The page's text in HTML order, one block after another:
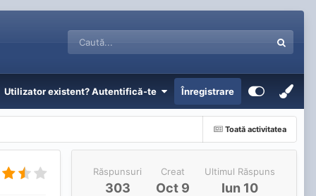
Utilizator existent? Autentifică-te Înregistrare
Toată activitatea
Răspunsuri
303
Creat
Oct 9
Ultimul Răspuns
Iun 10